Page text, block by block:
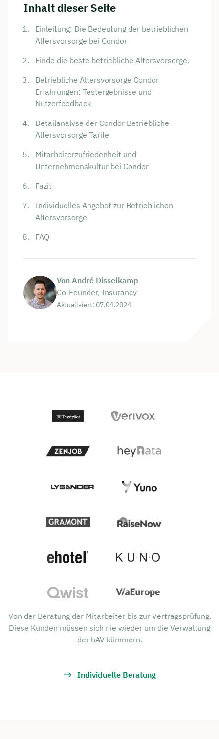
Inhalt dieser Seite
Einleitung: Die Bedeutung der betrieblichen
Altersvorsorge bei Condor
Finde die beste betriebliche Altersvorsorge.
Betriebliche Altersvorsorge Condor
Erfahrungen: Testergebnisse und
Nutzerfeedback
Detailanalyse der Condor Betriebliche
Altersvorsorge Tarife
Mitarbeiterzufriedenheit und
Unternehmenskultur bei Condor
Fazit
Individuelles Angebot zur Betrieblichen
Altersvorsorge
FAQ
Von André Disselkamp
Co-Founder, Insurancy
Aktualisiert: 07.04.2024
Von der Beratung der Mitarbeiter bis zur Vertragsprüfung.
Diese Kunden müssen sich nie wieder um die Verwaltung
der bAV kümmern.
Individuelle Beratung